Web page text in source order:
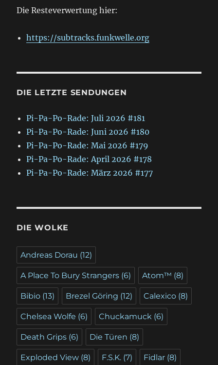
Die Resteverwertung hier:
https://subtracks.funkwelle.org
DIE LETZTE SENDUNGEN
Pi-Pa-Po-Rade: Juli 2026 #181
Pi-Pa-Po-Rade: Juni 2026 #180
Pi-Pa-Po-Rade: Mai 2026 #179
Pi-Pa-Po-Rade: April 2026 #178
Pi-Pa-Po-Rade: März 2026 #177
DIE WOLKE
Andreas Dorau (12)
A Place To Bury Strangers (6) Atom™ (8)
Bibio (13) Brezel Göring (12) Calexico (8)
Chelsea Wolfe (6) Chuckamuck (6)
Death Grips (6) Die Türen (8)
Exploded View (8) F.S.K. (7) Fidlar (8)